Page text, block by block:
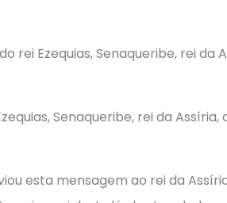
rei Ezequias, Senaqueribe, rei
Senaqueribe, rei da
esta mensagem ao rei da